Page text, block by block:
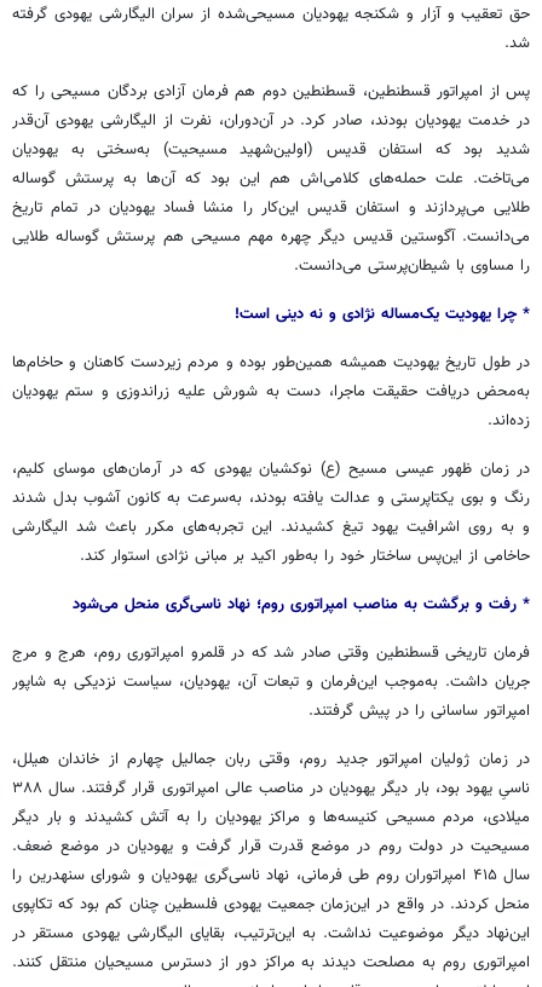
حق تعقیب و آزار و شکنجه یهودیان مسیحی‌شده از سران الیگارشی یهودی گرفته
شد.
پس از امپراتور قسطنطین، قسطنطین دوم هم فرمان آزادی بردگان مسیحی را که
در خدمت یهودیان بودند، صادر کرد. در آن‌دوران، نفرت از الیگارشی یهودی آن‌قدر
شدید بود که استفان قدیس (اولین‌شهید مسیحیت) به‌سختی به یهودیان
می‌تاخت. علت حمله‌های کلامی‌اش هم این بود که آن‌ها به پرستش گوساله
طلایی می‌پردازند و استفان قدیس این‌کار را منشا فساد یهودیان در تمام تاریخ
می‌دانست. آگوستین قدیس دیگر چهره مهم مسیحی هم پرستش گوساله طلایی
را مساوی با شیطان‌پرستی می‌دانست.
* چرا یهودیت یک‌مساله نژادی و نه دینی است!
در طول تاریخ یهودیت همیشه همین‌طور بوده و مردم زیردست کاهنان و حاخام‌ها
به‌محض دریافت حقیقت ماجرا، دست به شورش علیه زراندوزی و ستم یهودیان
زده‌اند.
در زمان ظهور عیسی مسیح (ع) نوکشیان یهودی که در آرمان‌های موسای کلیم،
رنگ و بوی یکتاپرستی و عدالت یافته بودند، به‌سرعت به کانون آشوب بدل شدند
و به روی اشرافیت یهود تیغ کشیدند. این تجربه‌های مکرر باعث شد الیگارشی
حاخامی از این‌پس ساختار خود را به‌طور اکید بر مبانی نژادی استوار کند.
* رفت و برگشت به مناصب امپراتوری روم؛ نهاد ناسی‌گری منحل می‌شود
فرمان تاریخی قسطنطین وقتی صادر شد که در قلمرو امپراتوری روم، هرج و مرج
جریان داشت. به‌موجب این‌فرمان و تبعات آن، یهودیان، سیاست نزدیکی به شاپور
امپراتور ساسانی را در پیش گرفتند.
در زمان ژولیان امپراتور جدید روم، وقتی ربان جمالیل چهارم از خاندان هیلل،
ناسیِ یهود بود، بار دیگر یهودیان در مناصب عالی امپراتوری قرار گرفتند. سال ۳۸۸
میلادی، مردم مسیحی کنیسه‌ها و مراکز یهودیان را به آتش کشیدند و بار دیگر
مسیحیت در دولت روم در موضع قدرت قرار گرفت و یهودیان در موضع ضعف.
سال ۴۱۵ امپراتوران روم طی فرمانی، نهاد ناسی‌گری یهودیان و شورای سنهدرین را
منحل کردند. در واقع در این‌زمان جمعیت یهودی فلسطین چنان کم بود که تکاپوی
این‌نهاد دیگر موضوعیت نداشت. به این‌ترتیب، بقایای الیگارشی یهودی مستقر در
امپراتوری روم به مصلحت دیدند به مراکز دور از دسترس مسیحیان منتقل کنند.